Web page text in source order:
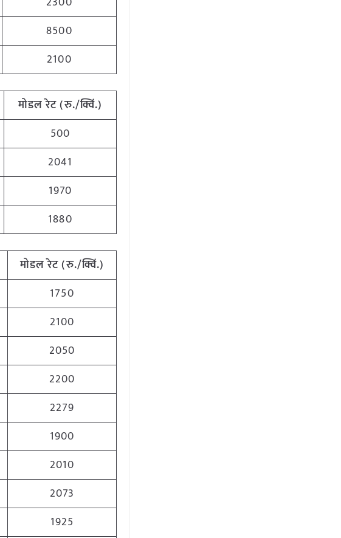
8500
2100
मोडल रेट(रु./क्विं.)
500
2041
1970
1880
मोडल रेट(रु./क्विं.)
1750
2100
2050
2200
2279
1900
2010
2073
1925